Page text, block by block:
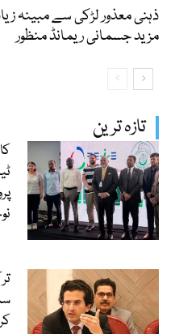
تازہ ترین
ذہنی معذور لڑکی سے مبینہ
مزید جسمانی ریمانڈ منظور